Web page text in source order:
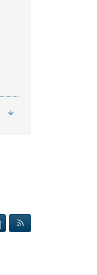
SEITE DRUCKEN